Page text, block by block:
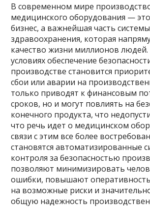
В современном мире
медицинского оборудования —
бизнес, а важнейшая часть системы
здравоохранения, которая
качество жизни миллионов людей.
условиях обеспечение
производстве становится
сбои или аварии на
только приводят к финансовым
сроков, но и могут повлиять на
конечного продукта, что
что речь идет о медицинском
связи с этим все более
становятся автоматизированные
контроля за безопасностью
позволяют минимизировать
ошибки, повышают
на возможные риски и
общую надежность